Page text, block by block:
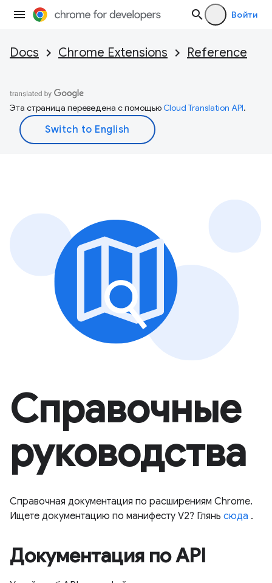
Войти
Docs Chrome Extensions Reference
Эта страница переведена с помощьюCloud Translation API.
Справочные
руководства
Справочная документация по расширениям Chrome.
Ищете документацию по манифесту V2? Глянь сюда .
Документация по API